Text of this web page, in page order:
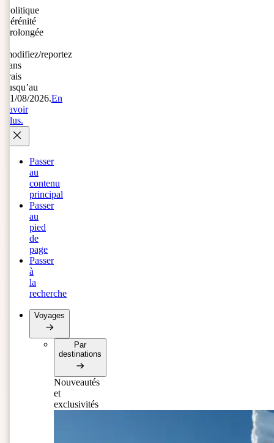
Politique
Sérénité
prolongée
modifiez/reportez
sans
frais
jusqu’au
31/08/2026.En
savoir
plus.
Passer
au
contenu
principal
Passer
au
pied
de
page
Passer
à
la
recherche
Voyages
Par
destinations
Nouveautés
et
exclusivités